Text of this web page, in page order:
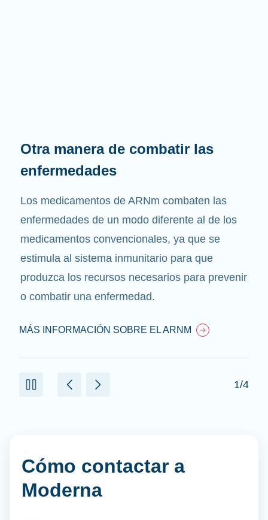
Otra manera de combatir las
enfermedades
Los medicamentos de ARNm combaten las
enfermedades de un modo diferente al de los
medicamentos convencionales, ya que se
estimula al sistema inmunitario para que
produzca los recursos necesarios para prevenir
o combatir una enfermedad.
MÁS INFORMACIÓN SOBRE EL ARNM
1/4
Cómo contactar a
Moderna